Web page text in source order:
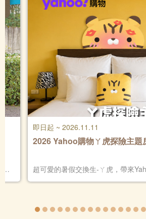
規
即日起 ~ 2026.11.11
2026 Yahoo購物ㄚ虎探險主題
超可愛的暑假交換生-ㄚ虎，帶來
給你